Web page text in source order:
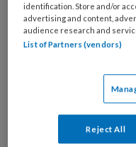
Wat
is
wachtwoord* *
identification. Store and/or
advertising and content,
audience research and
List of Partners (vendors)
Reject All